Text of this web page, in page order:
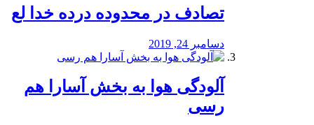
تصادف در محدوده درده خدا لع
دسامبر 24, 2019
آلودگی هوا به بخش آسارا هم
رسی